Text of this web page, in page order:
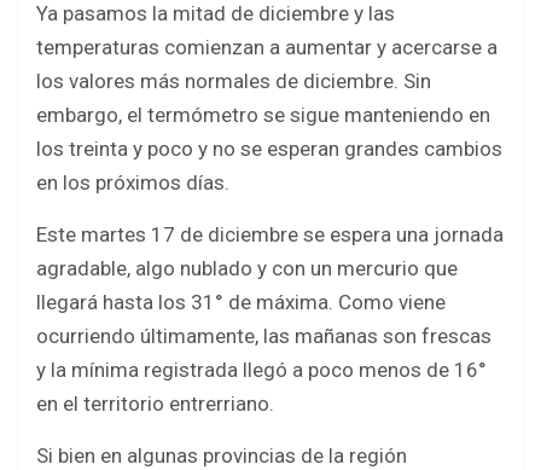
ce
b
o
o
k
tt
er
at
s
A
p
p
ar
e
Ya pasamos la mitad de diciembre y las
temperaturas comienzan a aumentar y acercarse a
los valores más normales de diciembre. Sin
embargo, el termómetro se sigue manteniendo en
los treinta y poco y no se esperan grandes cambios
en los próximos días.
Este martes 17 de diciembre se espera una jornada
agradable, algo nublado y con un mercurio que
llegará hasta los 31° de máxima. Como viene
ocurriendo últimamente, las mañanas son frescas
y la mínima registrada llegó a poco menos de 16°
en el territorio entrerriano.
Si bien en algunas provincias de la región